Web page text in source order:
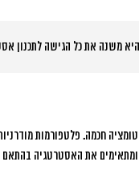
משנה את כל הגישה לתכנון
חכמה. פלטפורמות
ומתאימים את האסטרטגיה בהתאם